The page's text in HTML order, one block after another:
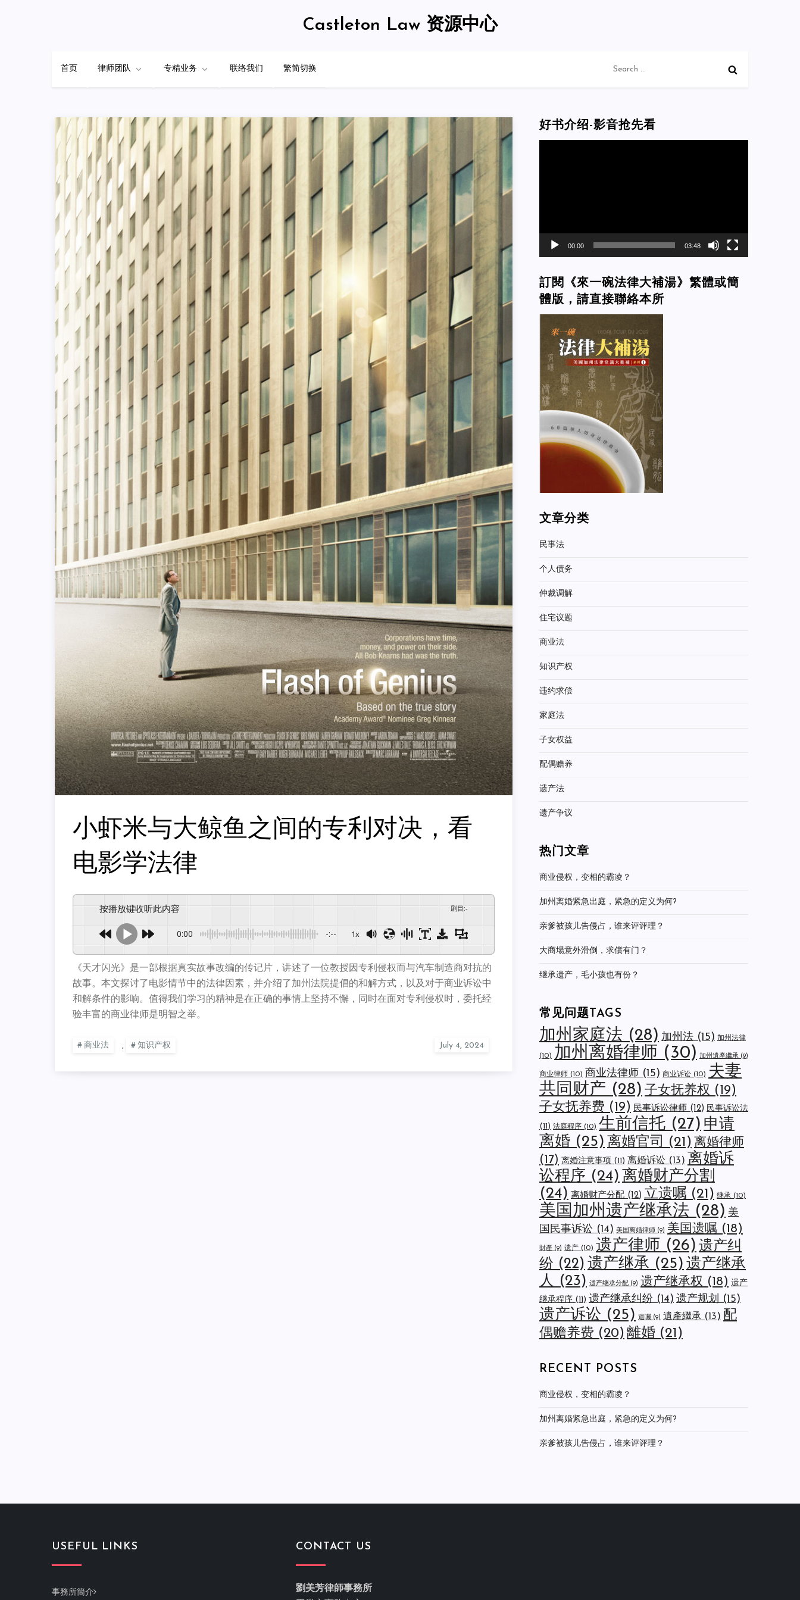
Castleton Law 资源中心
首页 律师团队 专精业务 联络我们 繁简切换
for:
小虾米与大鲸鱼之间的专利对决，看
电影学法律
按播放键收听此内容 剧目 :-
0:00 -:-- 1x
《天才闪光》是一部根据真实故事改编的传记片，讲述了一位教授因专利侵权而与汽车制造商对抗的
故事。本文探讨了电影情节中的法律因素，并介绍了加州法院提倡的和解方式，以及对于商业诉讼中
和解条件的影响。值得我们学习的精神是在正确的事情上坚持不懈，同时在面对专利侵权时，委托经
验丰富的商业律师是明智之举。
商业法 , 知识产权
好书介绍-影音抢先看
00:00 03:48
訂閱《來一碗法律大補湯》繁體或簡
體版，請直接聯絡本所
文章分类
民事法
个人债务
仲裁调解
住宅议题
商业法
知识产权
违约求偿
家庭法
子女权益
配偶赡养
遗产法
遗产争议
热门文章
商业侵权，变相的霸凌？
加州离婚紧急出庭，紧急的定义为何?
亲爹被孩儿告侵占，谁来评评理？
大商場意外滑倒，求償有门？
继承遗产，毛小孩也有份？
常见问题TAGS
加州家庭法 (28) 加州法 (15) 加州法律
(10) 加州离婚律师 (30) 加州遺產繼承 (9)
商业律师 (10) 商业法律师 (15) 商业诉讼 (10) 夫妻
共同财产 (28) 子女抚养权 (19)
子女抚养费 (19) 民事诉讼律师 (12) 民事诉讼法
(11) 法庭程序 (10) 生前信托 (27) 申请
离婚 (25) 离婚官司 (21) 离婚律师
(17) 离婚注意事项 (11) 离婚诉讼 (13) 离婚诉
讼程序 (24) 离婚财产分割
(24) 离婚财产分配 (12) 立遗嘱 (21) 继承 (10)
美国加州遗产继承法 (28) 美
国民事诉讼 (14) 美国离婚律师 (9) 美国遗嘱 (18)
財產 (9) 遗产 (10) 遗产律师 (26) 遗产纠
纷 (22) 遗产继承 (25) 遗产继承
人 (23) 遗产继承分配 (9) 遗产继承权 (18) 遗产
继承程序 (11) 遗产继承纠纷 (14) 遗产规划 (15)
遗产诉讼 (25) 遺囑 (9) 遺產繼承 (13) 配
偶赡养费 (20) 離婚 (21)
RECENT POSTS
商业侵权，变相的霸凌？
加州离婚紧急出庭，紧急的定义为何?
亲爹被孩儿告侵占，谁来评评理？
USEFUL LINKS
事務所簡介
CONTACT US
劉美芳律師事務所